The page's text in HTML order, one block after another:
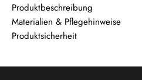
Produktbeschreibung
Materialien & Pflegehinweise
Produktsicherheit